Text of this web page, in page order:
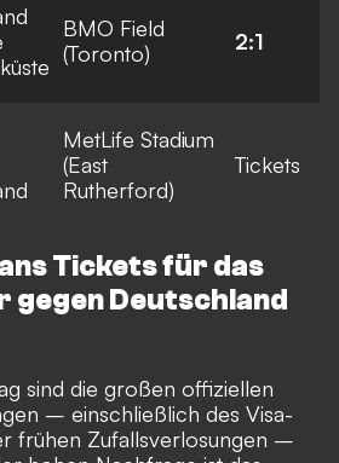
BMO Field
(Toronto)
2:1
MetLife Stadium
(East
Rutherford)
Tickets
Tickets für das
gegen Deutschland
sind die großen offiziellen
– einschließlich des Visa-
frühen Zufallsverlosungen –